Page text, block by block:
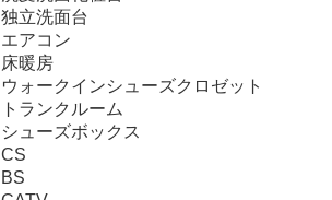
独立洗面台
エアコン
床暖房
ウォークインシューズクロゼット
トランクルーム
シューズボックス
CS
BS